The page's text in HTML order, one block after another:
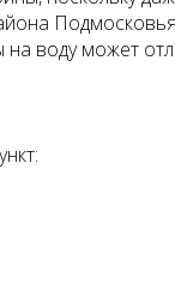
на воду может